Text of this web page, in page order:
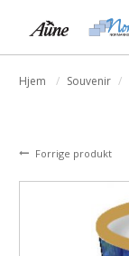
Hjem Souvenir
Forrige produkt